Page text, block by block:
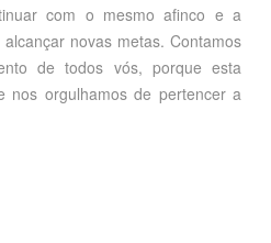
com o mesmo afinco e a
novas metas. Contamos
de todos vós, porque esta
nos orgulhamos de pertencer a